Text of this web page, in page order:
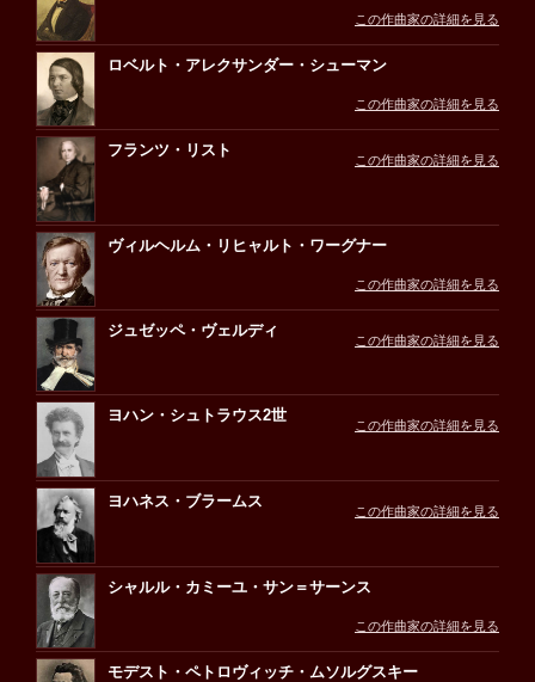
この作曲家の詳細を見る
ロベルト・アレクサンダー・シューマン
この作曲家の詳細を見る
フランツ・リスト
この作曲家の詳細を見る
ヴィルヘルム・リヒャルト・ワーグナー
この作曲家の詳細を見る
ジュゼッペ・ヴェルディ
この作曲家の詳細を見る
ヨハン・シュトラウス2世
この作曲家の詳細を見る
ヨハネス・ブラームス
この作曲家の詳細を見る
シャルル・カミーユ・サン＝サーンス
この作曲家の詳細を見る
モデスト・ペトロヴィッチ・ムソルグスキー